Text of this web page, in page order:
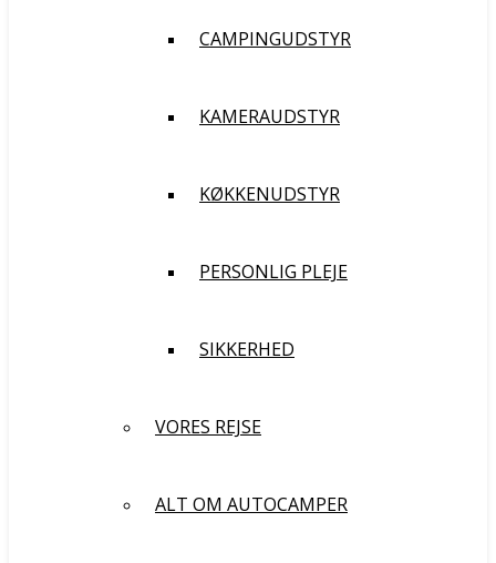
CAMPINGUDSTYR
KAMERAUDSTYR
KØKKENUDSTYR
PERSONLIG PLEJE
SIKKERHED
VORES REJSE
ALT OM AUTOCAMPER